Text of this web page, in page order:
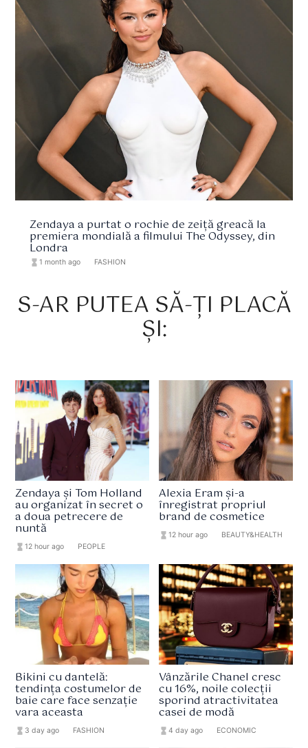
Zendaya a purtat o rochie de zeiță greacă la
premiera mondială a filmului The Odyssey, din
Londra
hourglass_full 1 month ago FASHION
S-AR PUTEA SĂ-ȚI PLACĂ
ȘI:
Zendaya și Tom Holland
au organizat în secret o
a doua petrecere de
nuntă
hourglass_full12 hour ago PEOPLE
Alexia Eram și-a
înregistrat propriul
brand de cosmetice
hourglass_full 12 hour ago BEAUTY&HEALTH
Bikini cu dantelă:
tendința costumelor de
baie care face senzație
vara aceasta
hourglass_full 3 day ago FASHION
Vânzările Chanel cresc
cu 16%, noile colecții
sporind atractivitatea
casei de modă
hourglass_full 4 day ago ECONOMIC